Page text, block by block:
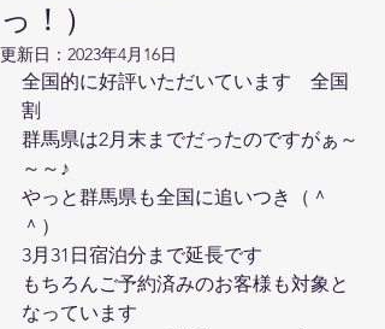
っ！）
更新日： 2023年4月16日
全国的に好評いただいています　全国
割
群馬県は2月末までだったのですがぁ～
～～♪
やっと群馬県も全国に追いつき（＾
＾）
3月31日宿泊分まで延長です
もちろんご予約済みのお客様も対象と
なっています